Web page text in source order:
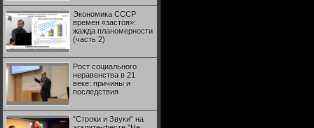
Экономика СССР
времен «застоя»:
жажда планомерности
(часть 2)
Рост социального
неравенства в 21
веке: причины и
последствия
"Строки и Звуки" на